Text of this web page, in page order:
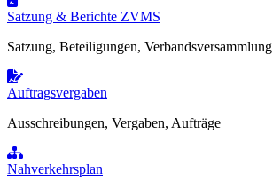
Satzung & Berichte ZVMS
Satzung, Beteiligungen, Verbandsversammlung
Auftragsvergaben
Ausschreibungen, Vergaben, Aufträge
Nahverkehrsplan